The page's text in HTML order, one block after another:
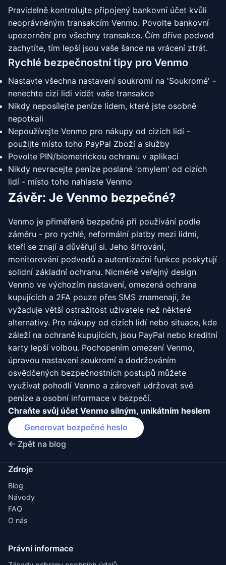
Pravidelně kontrolujte připojený bankovní účet kvůli
neoprávněným transakcím Venmo. Povolte bankovní
upozornění pro všechny transakce. Čím dříve podvod
zachytíte, tím lepší jsou vaše šance na vrácení ztrát.
Rychlé bezpečnostní tipy pro Venmo
Nastavte všechna nastavení soukromí na 'Soukromé' -
nenechte cizí lidi vidět vaše transakce
Nikdy neposílejte peníze lidem, které jste osobně
nepotkali
Nepoužívejte Venmo pro nákupy od cizích lidí -
použijte místo toho PayPal Zboží a služby
Povolte PIN/biometrickou ochranu v aplikaci
Nikdy nevracejte peníze poslané 'omylem' od cizích
lidí - místo toho nahlaste Venmo
Závěr: Je Venmo bezpečné?
Venmo je přiměřeně bezpečné při používání podle
záměru - pro rychlé, neformální platby mezi lidmi,
kteří se znají a důvěřují si. Jeho šifrování,
monitorování podvodů a autentizační funkce poskytují
solidní základní ochranu. Nicméně veřejný design
Venmo ve výchozím nastavení, omezená ochrana
kupujících a 2FA pouze přes SMS znamenají, že
vyžaduje větší ostražitost uživatele než některé
alternativy. Pro nákupy od cizích lidí nebo situace, kde
záleží na ochraně kupujících, jsou PayPal nebo kreditní
karty lepší volbou. Pochopením omezení Venmo,
úpravou nastavení soukromí a dodržováním
osvědčených bezpečnostních postupů můžete
využívat pohodlí Venmo a zároveň udržovat své
peníze a osobní informace v bezpečí.
Chraňte svůj účet Venmo silným, unikátním heslem
Generovat bezpečné heslo
← Zpět na blog
Zdroje
Blog
Návody
FAQ
O nás
Právní informace